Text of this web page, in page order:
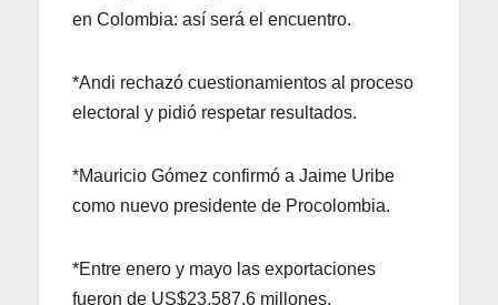
en Colombia: así será el encuentro.
*Andi rechazó cuestionamientos al proceso
electoral y pidió respetar resultados.
*Mauricio Gómez confirmó a Jaime Uribe
como nuevo presidente de Procolombia.
*Entre enero y mayo las exportaciones
fueron de US$23.587,6 millones.